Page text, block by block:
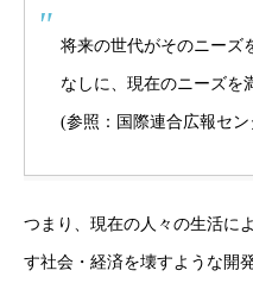
将来の世代がそのニーズ
なしに、現在のニーズを
(参照： 国際連合広報セン
つまり、現在の人々の生活に
す社会・経済を壊すような開